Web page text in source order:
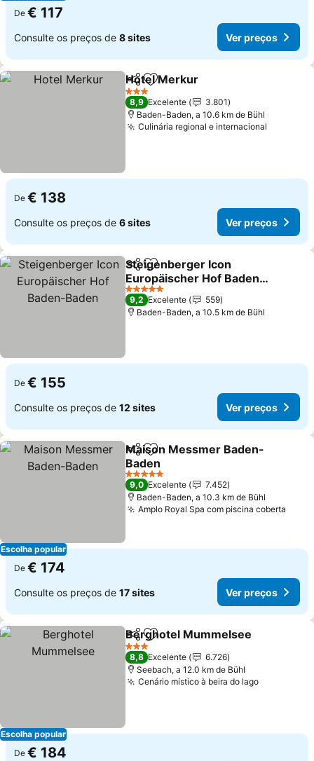
De € 117
Consulte os preços de 8 sites Ver preços
PartilharAdicionar aos favoritos
Hotel Merkur
3 Estrelas
8,9 Excelente
3.801
Baden-Baden, a 10.6 km de Bühl
Culinária regional e internacional
De € 138
Consulte os preços de 6 sites Ver preços
PartilharAdicionar aos favoritos
Steigenberger Icon
Europäischer Hof Baden-
Baden
5 Estrelas
9,2 Excelente
559
Baden-Baden, a 10.5 km de Bühl
De € 155
Consulte os preços de 12 sites Ver preços
Escolha popular
PartilharAdicionar aos favoritos
Maison Messmer Baden-
Baden
5 Estrelas
9,0 Excelente
7.452
Baden-Baden, a 10.3 km de Bühl
Amplo Royal Spa com piscina coberta
De € 174
Consulte os preços de 17 sites Ver preços
Escolha popular
PartilharAdicionar aos favoritos
Berghotel Mummelsee
3 Estrelas
8,8 Excelente
6.726
Seebach, a 12.0 km de Bühl
Cenário místico à beira do lago
De € 184